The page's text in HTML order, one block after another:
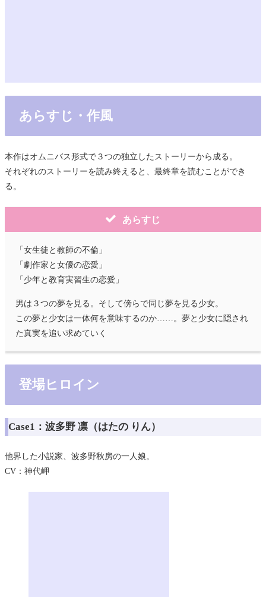
あらすじ・作風
本作はオムニバス形式で３つの独立したストーリーから成る。
それぞれのストーリーを読み終えると、最終章を読むことができ
る。
あらすじ
「女生徒と教師の不倫」
「劇作家と女優の恋愛」
「少年と教育実習生の恋愛」
男は３つの夢を見る。そして傍らで同じ夢を見る少女。
この夢と少女は一体何を意味するのか……。夢と少女に隠され
た真実を追い求めていく
登場ヒロイン
Case1：波多野 凛（はたの りん）
他界した小説家、波多野秋房の一人娘。
CV：神代岬